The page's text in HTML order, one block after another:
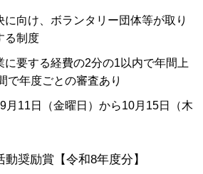
向け、ボランタリー団体等が取り
る制度
に要する経費の2分の1以内で年間上
年度ごとの審査あり
月11日（金曜日）から10月15日（木
奨励賞【令和8年度分】